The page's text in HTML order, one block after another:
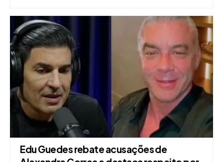
Edu Guedes rebate acusações de